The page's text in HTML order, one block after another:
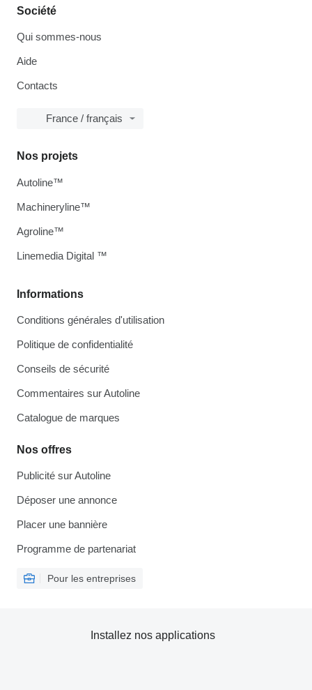
Société
Qui sommes-nous
Aide
Contacts
France / français
Informations
Conditions générales d'utilisation
Politique de confidentialité
Conseils de sécurité
Commentaires sur Autoline
Catalogue de marques
Nos offres
Publicité sur Autoline
Déposer une annonce
Placer une bannière
Programme de partenariat
Pour les entreprises
Nos projets
Autoline™
Machineryline™
Agroline™
Linemedia Digital ™
Installez nos applications